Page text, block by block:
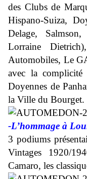
des Clubs de
Hispano-Suiza,
Delage,
Lorraine
Automobiles, Le
avec la
Doyennes de
la Ville du Bourget.
-L’hommage à
3 podiums
Vintages 1920/
Camaro, les